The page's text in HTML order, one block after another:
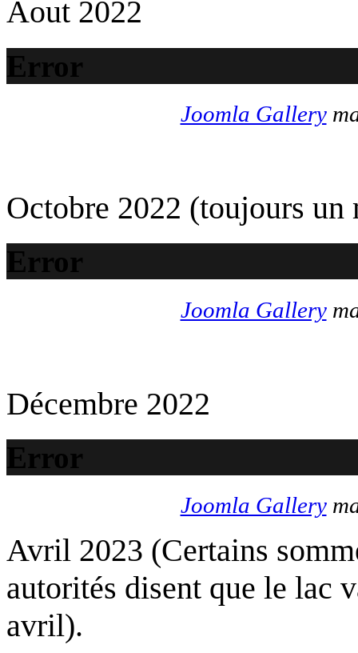
Aout 2022
Error
Joomla Gallery
Octobre 2022 (toujours un
Error
Joomla Gallery
Décembre 2022
Error
Joomla Gallery
Avril 2023 (Certains
autorités disent que le lac
avril).